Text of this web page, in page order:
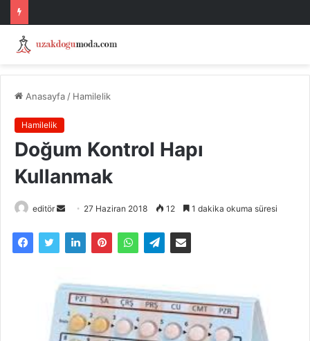
Anasayfa / Hamilelik
Hamilelik
Doğum Kontrol Hapı
Kullanmak
editör
Bir
posta
27 Haziran 2018 12 1 dakika okuma süresi